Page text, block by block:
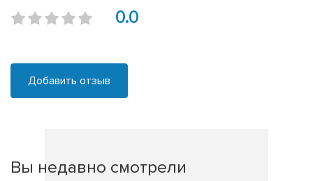
0.0
Добавить отзыв
Вы недавно смотрели